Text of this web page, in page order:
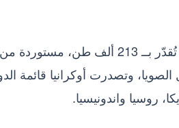
وبلغ عدد الرسائل الغذائية الواردة إلى البلاد نحو 1666 رسالة، بإجمالي كمية تُقدّر بــ 213
وتصدرت أوكرانيا قائمة